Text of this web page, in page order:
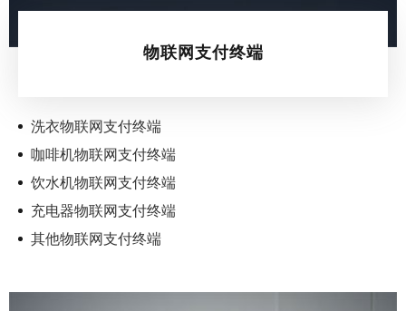
物联网支付终端
洗衣物联网支付终端
咖啡机物联网支付终端
饮水机物联网支付终端
充电器物联网支付终端
其他物联网支付终端